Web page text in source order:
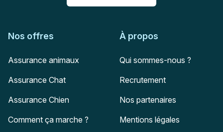
Nos offres
Assurance animaux
Assurance Chat
Assurance Chien
Comment ça marche ?
À propos
Qui sommes-nous ?
Recrutement
Nos partenaires
Mentions légales